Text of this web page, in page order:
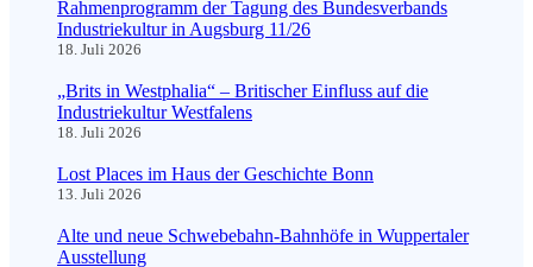
Rahmenprogramm der Tagung des Bundesverbands
Industriekultur in Augsburg 11/26
18. Juli 2026
„Brits in Westphalia“ – Britischer Einfluss auf die
Industriekultur Westfalens
18. Juli 2026
Lost Places im Haus der Geschichte Bonn
13. Juli 2026
Alte und neue Schwebebahn-Bahnhöfe in Wuppertaler
Ausstellung